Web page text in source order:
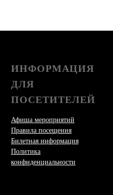
ИНФОРМАЦИЯ
ДЛЯ
ПОСЕТИТЕЛЕЙ
Афиша мероприятий
Правила посещения
Билетная информация
Политика
конфиденциальности